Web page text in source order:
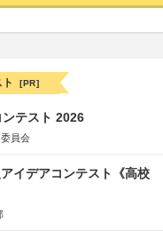
[PR]
テスト 2026
員会
イデアコンテスト《高校